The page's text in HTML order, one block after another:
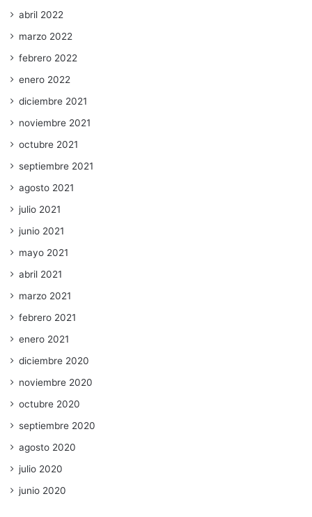
abril 2022
marzo 2022
febrero 2022
enero 2022
diciembre 2021
noviembre 2021
octubre 2021
septiembre 2021
agosto 2021
julio 2021
junio 2021
mayo 2021
abril 2021
marzo 2021
febrero 2021
enero 2021
diciembre 2020
noviembre 2020
octubre 2020
septiembre 2020
agosto 2020
julio 2020
junio 2020